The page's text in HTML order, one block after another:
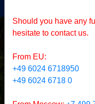
Should you have any
hesitate to contact us.
From EU:
+49 6024 6718950
+49 6024 6718 0